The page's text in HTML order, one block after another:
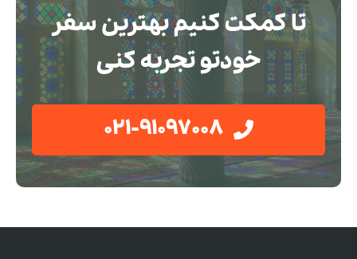
تا کمکت کنیم بهترین سفر
خودتو تجربه کنی
021-91097008